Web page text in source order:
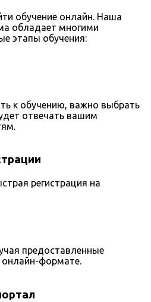
обучение онлайн. Наша
обладает многими
этапы обучения:
к обучению, важно выбрать
отвечать вашим
регистрация на
предоставленные
формате.